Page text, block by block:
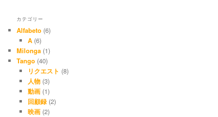
カテゴリー
Alfabeto (6)
A(6)
Milonga (1)
Tango (40)
リクエスト (8)
人物(3)
動画(1)
回顧録(2)
映画(2)